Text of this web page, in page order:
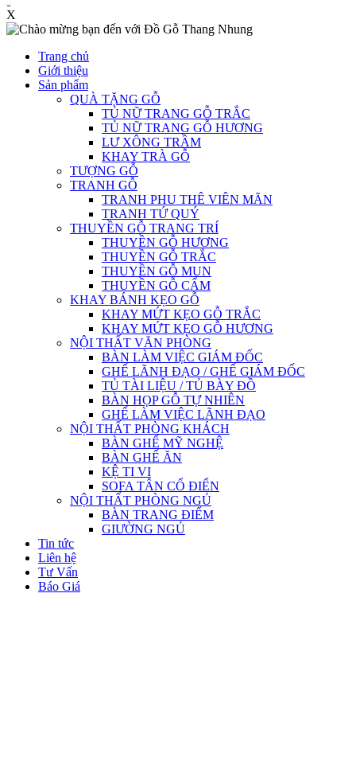
X
Trang chủ
Giới thiệu
Sản phẩm
QUÀ TẶNG GỖ
TỦ NỮ TRANG GỖ TRẮC
TỦ NỮ TRANG GỖ HƯƠNG
LƯ XÔNG TRẦM
KHAY TRÀ GỖ
TƯỢNG GỖ
TRANH GỖ
TRANH PHU THÊ VIÊN MÃN
TRANH TỨ QUÝ
THUYỀN GỖ TRANG TRÍ
THUYỀN GỖ HƯƠNG
THUYỀN GỖ TRẮC
THUYỀN GỖ MUN
THUYỀN GỖ CẨM
KHAY BÁNH KẸO GỖ
KHAY MỨT KẸO GỖ TRẮC
KHAY MỨT KẸO GỖ HƯƠNG
NỘI THẤT VĂN PHÒNG
BÀN LÀM VIỆC GIÁM ĐỐC
GHẾ LÃNH ĐẠO / GHẾ GIÁM ĐỐC
TỦ TÀI LIỆU / TỦ BÀY ĐỒ
BÀN HỌP GỖ TỰ NHIÊN
GHẾ LÀM VIỆC LÃNH ĐẠO
NỘI THẤT PHÒNG KHÁCH
BÀN GHẾ MỸ NGHỆ
BÀN GHẾ ĂN
KỆ TI VI
SOFA TÂN CỔ ĐIỂN
NỘI THẤT PHÒNG NGỦ
BÀN TRANG ĐIỂM
GIƯỜNG NGỦ
Tin tức
Liên hệ
Tư Vấn
Báo Giá